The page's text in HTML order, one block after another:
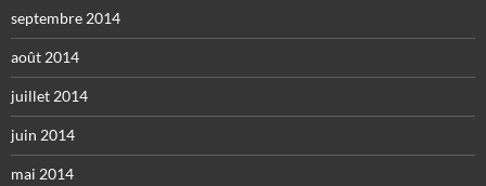
septembre 2014
août 2014
juillet 2014
juin 2014
mai 2014